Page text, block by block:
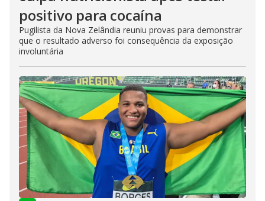
positivo para cocaína
Pugilista da Nova Zelândia reuniu provas para demonstrar
que o resultado adverso foi consequência da exposição
involuntária